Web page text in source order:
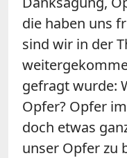
die haben uns
sind wir in der
gefragt wurde:
Opfer? Opfer
doch etwas
unser Opfer zu